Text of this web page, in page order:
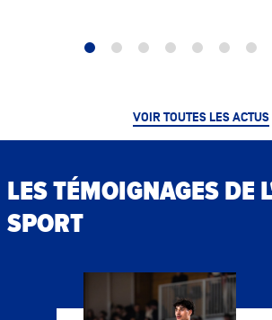
VOIR TOUTES LES ACTUS
LES TÉMOIGNAGES DE
SPORT